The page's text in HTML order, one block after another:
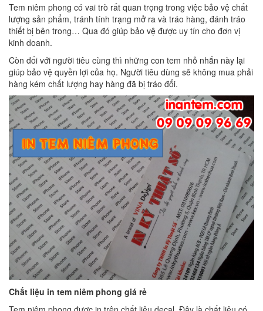
Tem niêm phong có vai trò rất quan trọng trong việc bảo vệ chất
lượng sản phẩm, tránh tính trạng mở ra và tráo hàng, đánh tráo
thiết bị bên trong… Qua đó giúp bảo vệ được uy tín cho đơn vị
kinh doanh.
Còn đối với người tiêu cùng thì những con tem nhỏ nhắn này lại
giúp bảo vệ quyền lợi của họ. Người tiêu dùng sẽ không mua phải
hàng kém chất lượng hay hàng đã bị tráo đổi.
Chất liệu in tem niêm phong giá rẻ